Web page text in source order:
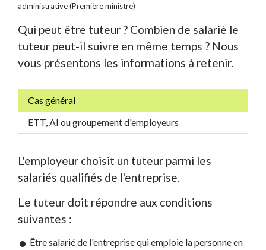
administrative (Première ministre)
Qui peut être tuteur ? Combien de salarié le
tuteur peut-il suivre en même temps ? Nous
vous présentons les informations à retenir.
Cas général
ETT, AI ou groupement d'employeurs
L'employeur choisit un tuteur parmi les
salariés qualifiés de l'entreprise.
Le tuteur doit répondre aux conditions
suivantes :
Être salarié de l'entreprise qui emploie la personne en